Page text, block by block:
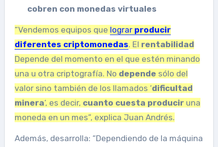
cobren con monedas virtuales
“Vendemos equipos que lograrproducir
diferentes criptomonedas. El rentabilidad
Depende del momento en el que estén minando
una u otra criptografía. No depende sólo del
valor sino también de los llamados ‘dificultad
minera‘, es decir, cuanto cuesta produciruna
moneda en un mes”, explica Juan Andrés.
Además, desarrolla: “Dependiendo de la máquina